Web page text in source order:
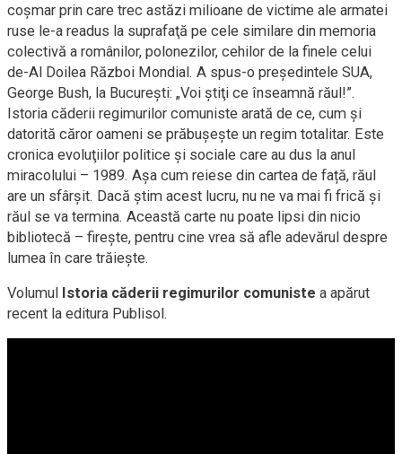
coșmar prin care trec astăzi milioane de victime ale armatei
ruse le-a readus la suprafaţă pe cele similare din memoria
colectivă a românilor, polonezilor, cehilor de la finele celui
de-Al Doilea Război Mondial. A spus-o președintele SUA,
George Bush, la București: „Voi știţi ce înseamnă răul!”.
Istoria căderii regimurilor comuniste arată de ce, cum și
datorită căror oameni se prăbușește un regim totalitar. Este
cronica evoluţiilor politice și sociale care au dus la anul
miracolului – 1989. Așa cum reiese din cartea de față, răul
are un sfârșit. Dacă știm acest lucru, nu ne va mai fi frică și
răul se va termina. Această carte nu poate lipsi din nicio
bibliotecă – firește, pentru cine vrea să afle adevărul despre
lumea în care trăiește.
Volumul Istoria căderii regimurilor comuniste a apărut
recent la editura Publisol.